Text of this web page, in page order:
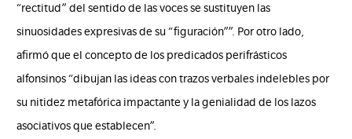
“rectitud” del sentido de las voces se sustituyen las
sinuosidades expresivas de su “figuración””. Por otro lado,
afirmó que el concepto de los predicados perifrásticos
alfonsinos “dibujan las ideas con trazos verbales indelebles por
su nitidez metafórica impactante y la genialidad de los lazos
asociativos que establecen”.